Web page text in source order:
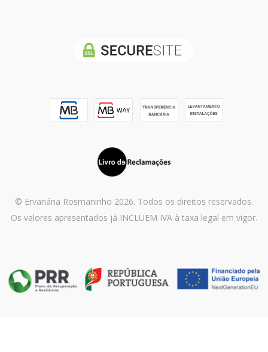
© Ervanária Rosmaninho 2026. Todos os direitos reservados.
Os valores apresentados já INCLUEM IVA à taxa legal em vigor.